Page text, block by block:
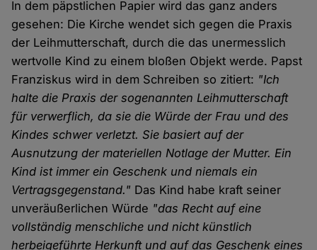
In dem päpstlichen Papier wird das ganz anders
gesehen: Die Kirche wendet sich gegen die Praxis
der Leihmutterschaft, durch die das unermesslich
wertvolle Kind zu einem bloßen Objekt werde. Papst
Franziskus wird in dem Schreiben so zitiert: "Ich
halte die Praxis der sogenannten Leihmutterschaft
für verwerflich, da sie die Würde der Frau und des
Kindes schwer verletzt. Sie basiert auf der
Ausnutzung der materiellen Notlage der Mutter. Ein
Kind ist immer ein Geschenk und niemals ein
Vertragsgegenstand." Das Kind habe kraft seiner
unveräußerlichen Würde "das Recht auf eine
vollständig menschliche und nicht künstlich
herbeigeführte Herkunft und auf das Geschenk eines